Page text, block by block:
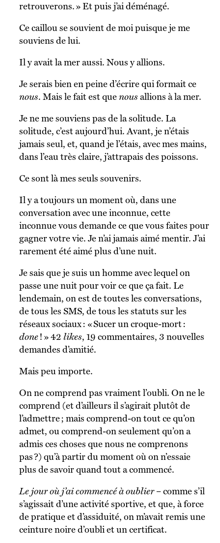
retrouverons. » Et puis j’ai déménagé.
Ce caillou se souvient de moi puisque je me
souviens de lui.
Il y avait la mer aussi. Nous y allions.
Je serais bien en peine d’écrire qui formait ce
nous. Mais le fait est quenous allions à la mer.
Je ne me souviens pas de la solitude. La
solitude, c’est aujourd’hui. Avant, je n’étais
jamais seul, et, quand je l’étais, avec mes mains,
dans l’eau très claire, j’attrapais des poissons.
Ce sont là mes seuls souvenirs.
Il y a toujours un moment où, dans une
conversation avec une inconnue, cette
inconnue vous demande ce que vous faites pour
gagner votre vie. Je n’ai jamais aimé mentir. J’ai
rarement été aimé plus d’une nuit.
Je sais que je suis un homme avec lequel on
passe une nuit pour voir ce que ça fait. Le
lendemain, on est de toutes les conversations,
de tous les SMS, de tous les statuts sur les
réseaux sociaux : « Sucer un croque-mort :
done! » 42 likes, 19 commentaires, 3 nouvelles
demandes d’amitié.
Mais peu importe.
On ne comprend pas vraiment l’oubli. On ne le
comprend (et d’ailleurs il s’agirait plutôt de
l’admettre ; mais comprend-on tout ce qu’on
admet, ou comprend-on seulement qu’on a
admis ces choses que nous ne comprenons
pas ?) qu’à partir du moment où on n’essaie
plus de savoir quand tout a commencé.
Le jour où j’ai commencé à oublier– comme s’il
s’agissait d’une activité sportive, et que, à force
de pratique et d’assiduité, on m’avait remis une
ceinture noire d’oubli et un certificat.